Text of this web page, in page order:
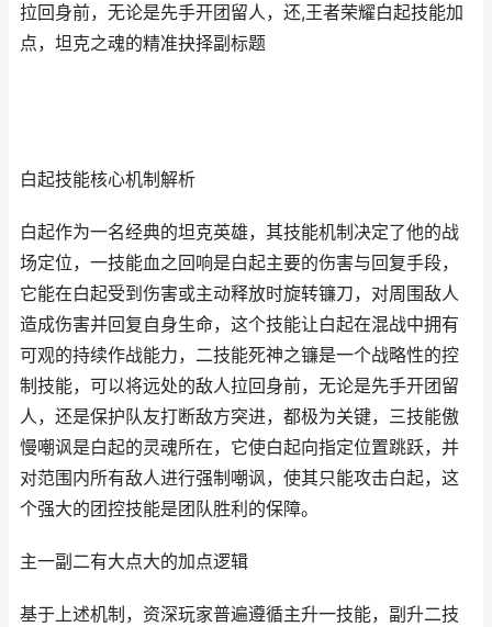
拉回身前，无论是先手开团留人，还,王者荣耀白起技能加
点，坦克之魂的精准抉择副标题
白起技能核心机制解析
白起作为一名经典的坦克英雄，其技能机制决定了他的战
场定位，一技能血之回响是白起主要的伤害与回复手段，
它能在白起受到伤害或主动释放时旋转镰刀，对周围敌人
造成伤害并回复自身生命，这个技能让白起在混战中拥有
可观的持续作战能力，二技能死神之镰是一个战略性的控
制技能，可以将远处的敌人拉回身前，无论是先手开团留
人，还是保护队友打断敌方突进，都极为关键，三技能傲
慢嘲讽是白起的灵魂所在，它使白起向指定位置跳跃，并
对范围内所有敌人进行强制嘲讽，使其只能攻击白起，这
个强大的团控技能是团队胜利的保障。
主一副二有大点大的加点逻辑
基于上述机制，资深玩家普遍遵循主升一技能，副升二技